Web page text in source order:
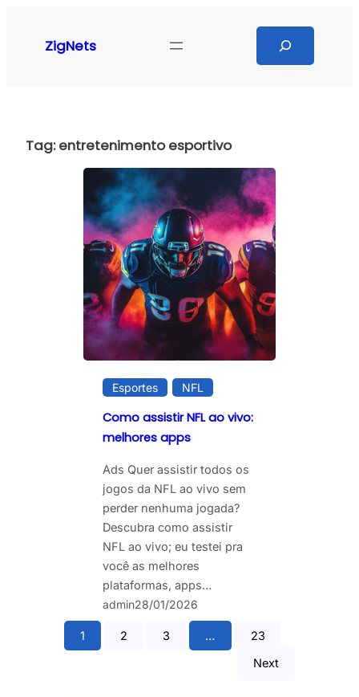
ZigNets
Tag:entretenimento esportivo
Esportes NFL
Como assistir NFL ao vivo:
melhores apps
Ads Quer assistir todos os
jogos da NFL ao vivo sem
perder nenhuma jogada?
Descubra como assistir
NFL ao vivo; eu testei pra
você as melhores
plataformas, apps…
admin28/01/2026
1 2 3 …
23
Next